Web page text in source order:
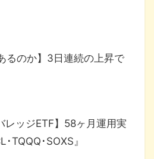
るのか】3日連続の上昇で
レッジETF】58ヶ月運用実
TQQQ･SOXS』